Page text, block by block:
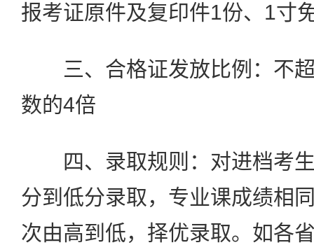
报考证原件及复印件1份、1寸
三、合格证发放比例：不超
数的4倍
四、录取规则：对进档考生
分到低分录取，专业课成绩相
次由高到低，择优录取。如各